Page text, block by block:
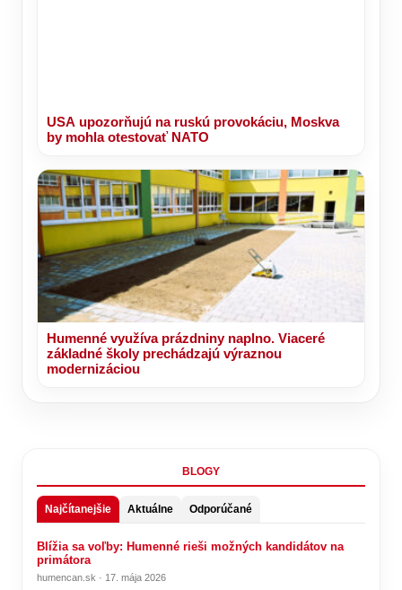
USA upozorňujú na ruskú provokáciu, Moskva
by mohla otestovať NATO
Humenné využíva prázdniny naplno. Viaceré
základné školy prechádzajú výraznou
modernizáciou
BLOGY
Najčítanejšie Aktuálne Odporúčané
Blížia sa voľby: Humenné rieši možných kandidátov na
primátora
humencan.sk · 17. mája 2026